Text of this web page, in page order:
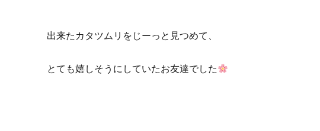
出来たカタツムリをじーっと見つめて、
とても嬉しそうにしていたお友達でした